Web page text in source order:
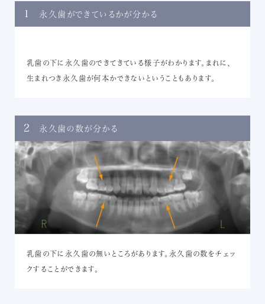
1 永久歯ができているかが分かる
乳歯の下に永久歯のできてきている様子がわかります。まれに、
生まれつき永久歯が何本かできないということもあります。
2 永久歯の数が分かる
乳歯の下に永久歯の無いところがあります。永久歯の数をチェッ
クすることができます。